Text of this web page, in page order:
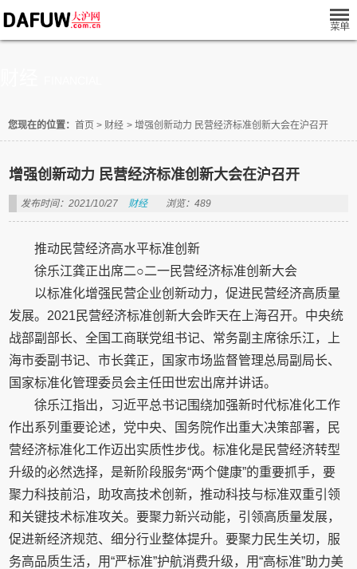
您现在的位置： 首页 > 财经 > 增强创新动力 民营经济标准创新大会在沪召开
增强创新动力 民营经济标准创新大会在沪召开
发布时间：2021/10/27 财经 浏览：489
推动民营经济高水平标准创新
徐乐江龚正出席二○二一民营经济标准创新大会
以标准化增强民营企业创新动力，促进民营经济高质量
发展。2021民营经济标准创新大会昨天在上海召开。中央统
战部副部长、全国工商联党组书记、常务副主席徐乐江，上
海市委副书记、市长龚正，国家市场监督管理总局副局长、
国家标准化管理委员会主任田世宏出席并讲话。
徐乐江指出，习近平总书记围绕加强新时代标准化工作
作出系列重要论述，党中央、国务院作出重大决策部署，民
营经济标准化工作迈出实质性步伐。标准化是民营经济转型
升级的必然选择，是新阶段服务“两个健康”的重要抓手，要
聚力科技前沿，助攻高技术创新，推动科技与标准双重引领
和关键技术标准攻关。要聚力新兴动能，引领高质量发展，
促进新经济规范、细分行业整体提升。要聚力民生关切，服
务高品质生活，用“严标准”护航消费升级，用“高标准”助力美